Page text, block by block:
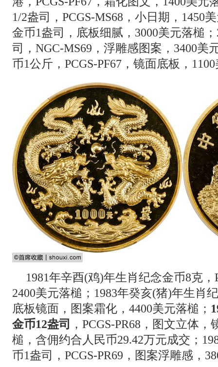
1/2盎司，PCGS-MS68，小日期，1450
金币1盎司，底板细腻，3000美元落槌
司，NGC-MS69，浮雕感图案，3400美
币1公斤，PCGS-PF67，镜面底板，
1981年辛酉(鸡)年生肖纪念金币8克，
2400美元落槌；1983年癸亥(猪)年生肖
底板镜面，图案霜化，4400美元落槌；
金币12盎司 ，PCGS-PR68，图文立体
槌，含佣约合人民币29.42万元成交；
币1盎司，PCGS-PR69，图案浮雕感，